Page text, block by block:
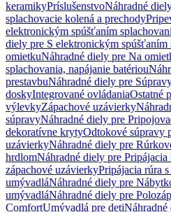
keramikyPríslušenstvoNáhradné
splachovacie kolená a prechody
elektronickým spúšťaním
diely pre S elektronickým spúšťaním
omietkuNáhradné diely pre Na
splachovania, napájanie batériou
prestavbuNáhradné diely pre
doskyIntegrované ovládaniaOstatné
výlevkyZápachové uzávierky
súpravyNáhradné diely pre
dekoratívne krytyOdtokové súpravy
uzávierkyNáhradné diely pre
hrdlomNáhradné diely pre Pripájacia
zápachové uzávierkyPripájacia rúra
umývadláNáhradné diely pre
umývadláNáhradné diely pre
ComfortUmývadlá pre deti